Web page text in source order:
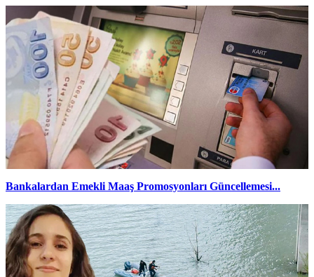
Bankalardan Emekli Maaş Promosyonları Güncellemesi...